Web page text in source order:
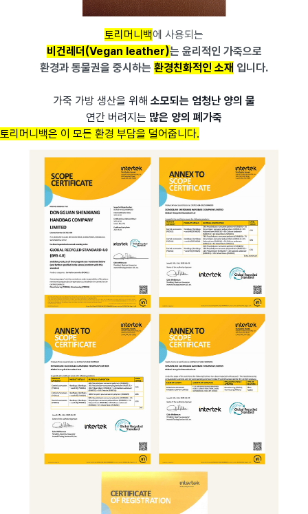
토리머니백에 사용되는
비건레더(Vegan leather)는 윤리적인 가죽으로
환경과 동물권을 중시하는 환경친화적인 소재 입니다.
가죽 가방 생산을 위해 소모되는 엄청난 양의 물
연간 버려지는 많은 양의 폐가죽
토리머니백은 이 모든 환경 부담을 덜어줍니다.